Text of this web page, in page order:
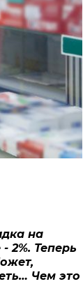
на
2%. Теперь
Чем это